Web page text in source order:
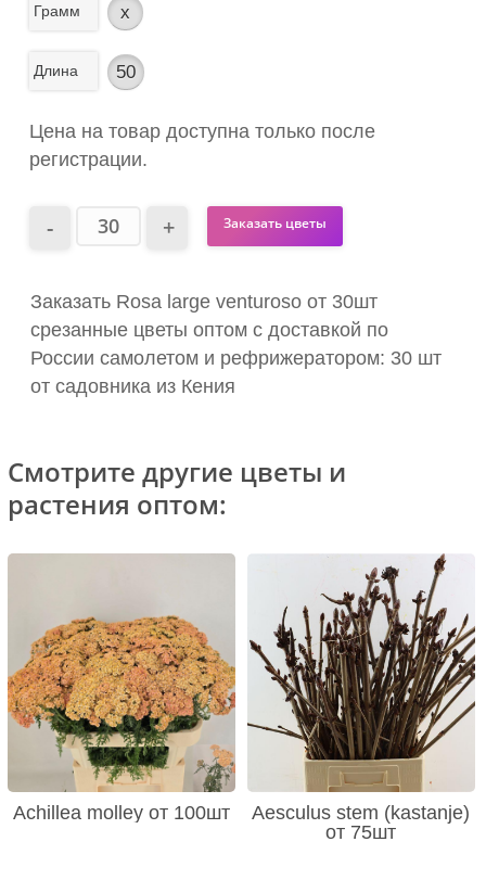
Грамм x
Длина 50
Цена на товар доступна только после
регистрации.
Заказать цветы
Заказать Rosa large venturoso от 30шт
срезанные цветы оптом с доставкой по
России самолетом и рефрижератором: 30 шт
от садовника из Кения
Смотрите другие цветы и
растения оптом:
Achillea molley от 100шт
Aesculus stem (kastanje)
от 75шт